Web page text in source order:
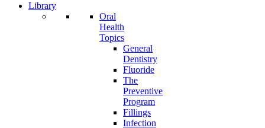
Library
Oral
Health
Topics
General
Dentistry
Fluoride
The
Preventive
Program
Fillings
Infection